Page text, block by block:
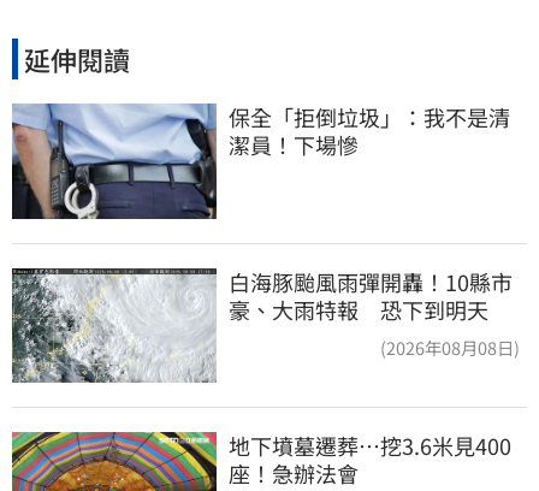
延伸閱讀
保全「拒倒垃圾」：我不是清
潔員！下場慘
白海豚颱風雨彈開轟！10縣市
豪、大雨特報 恐下到明天
(2026年08月08日)
地下墳墓遷葬…挖3.6米見400
座！急辦法會